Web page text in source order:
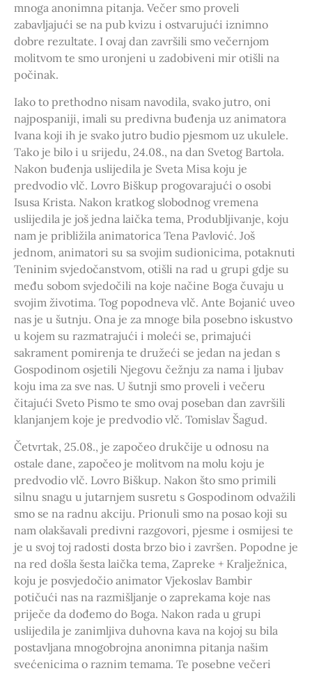
mnoga anonimna pitanja. Večer smo proveli
zabavljajući se na pub kvizu i ostvarujući iznimno
dobre rezultate. I ovaj dan završili smo večernjom
molitvom te smo uronjeni u zadobiveni mir otišli na
počinak.
Iako to prethodno nisam navodila, svako jutro, oni
najpospaniji, imali su predivna buđenja uz animatora
Ivana koji ih je svako jutro budio pjesmom uz ukulele.
Tako je bilo i u srijedu, 24.08., na dan Svetog Bartola.
Nakon buđenja uslijedila je Sveta Misa koju je
predvodio vlč. Lovro Biškup progovarajući o osobi
Isusa Krista. Nakon kratkog slobodnog vremena
uslijedila je još jedna laička tema, Produbljivanje, koju
nam je približila animatorica Tena Pavlović. Još
jednom, animatori su sa svojim sudionicima, potaknuti
Teninim svjedočanstvom, otišli na rad u grupi gdje su
među sobom svjedočili na koje načine Boga čuvaju u
svojim životima. Tog popodneva vlč. Ante Bojanić uveo
nas je u šutnju. Ona je za mnoge bila posebno iskustvo
u kojem su razmatrajući i moleći se, primajući
sakrament pomirenja te družeći se jedan na jedan s
Gospodinom osjetili Njegovu čežnju za nama i ljubav
koju ima za sve nas. U šutnji smo proveli i večeru
čitajući Sveto Pismo te smo ovaj poseban dan završili
klanjanjem koje je predvodio vlč. Tomislav Šagud.
Četvrtak, 25.08., je započeo drukčije u odnosu na
ostale dane, započeo je molitvom na molu koju je
predvodio vlč. Lovro Biškup. Nakon što smo primili
silnu snagu u jutarnjem susretu s Gospodinom odvažili
smo se na radnu akciju. Prionuli smo na posao koji su
nam olakšavali predivni razgovori, pjesme i osmijesi te
je u svoj toj radosti dosta brzo bio i završen. Popodne je
na red došla šesta laička tema, Zapreke + Kralježnica,
koju je posvjedočio animator Vjekoslav Bambir
potičući nas na razmišljanje o zaprekama koje nas
priječe da dođemo do Boga. Nakon rada u grupi
uslijedila je zanimljiva duhovna kava na kojoj su bila
postavljana mnogobrojna anonimna pitanja našim
svećenicima o raznim temama. Te posebne večeri